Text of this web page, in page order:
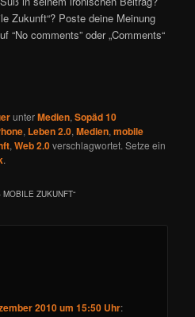
Zukunft“? Poste deine Meinung
“No comments” oder „Comments“
unterMedien,Sopäd 10
, Leben 2.0,Medien,mobile
,Web 2.0verschlagwortet. Setze ein
.
ZUKUNFT“
2010 um 15:50 Uhr: